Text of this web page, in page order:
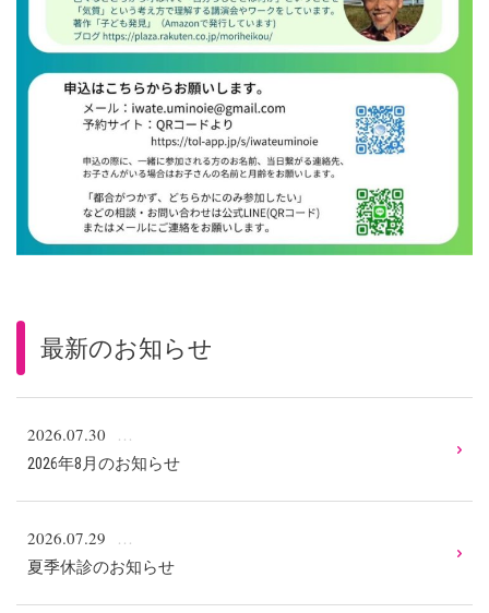
最新のお知らせ
2026.07.30
2026年8月のお知らせ
2026.07.29
夏季休診のお知らせ